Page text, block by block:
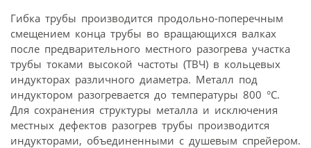
Гибка трубы производится продольно-поперечным
смещением конца трубы во вращающихся валках
после предварительного местного разогрева участка
трубы токами высокой частоты (ТВЧ) в кольцевых
индукторах различного диаметра. Металл под
индуктором разогревается до температуры 800 °С.
Для сохранения структуры металла и исключения
местных дефектов разогрев трубы производится
индукторами, объединенными с душевым спрейером.